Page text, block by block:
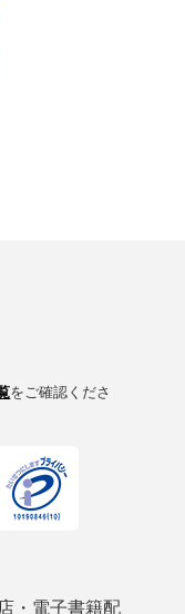
をご確認くださ
・電子書籍配